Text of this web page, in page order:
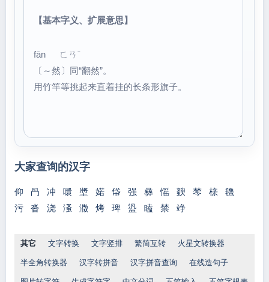
【基本字义、扩展意思】
fān ㄈㄢˉ
〔～然〕同“翻然”。
用竹竿等挑起来直着挂的长条形旗子。
大家查询的汉字
仰 冎 冲 噮 墏 婼 帒 强 彝 愮 斔 棽 榇
氌
污
沓 浇 溞 瀓 烤 琕 盕 瞌 禁 竫
其它 文字转换 文字竖排 繁简互转 火星文转换器
半全角转换器 汉字转拼音 汉字拼音查询 在线造句子